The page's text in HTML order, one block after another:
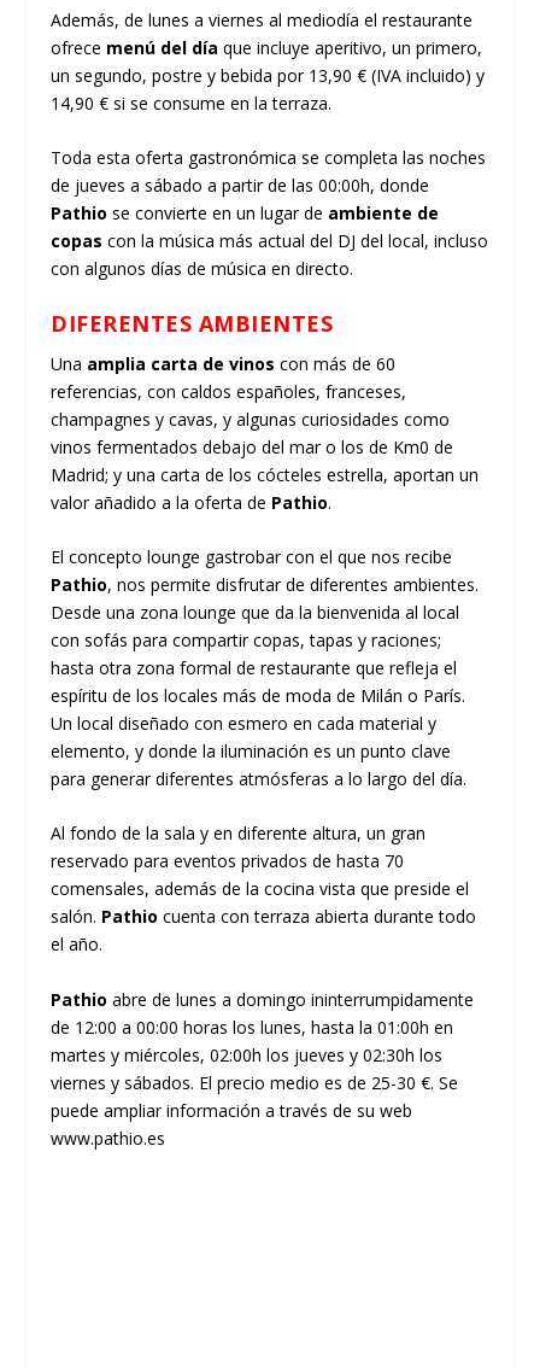
Además, de lunes a viernes al mediodía el restaurante
ofrece menú del día que incluye aperitivo, un primero,
un segundo, postre y bebida por 13,90 € (IVA incluido) y
14,90 € si se consume en la terraza.
Toda esta oferta gastronómica se completa las noches
de jueves a sábado a partir de las 00:00h, donde
Pathio se convierte en un lugar de ambiente de
copas con la música más actual del DJ del local, incluso
con algunos días de música en directo.
DIFERENTES AMBIENTES
Una amplia carta de vinos con más de 60
referencias, con caldos españoles, franceses,
champagnes y cavas, y algunas curiosidades como
vinos fermentados debajo del mar o los de Km0 de
Madrid; y una carta de los cócteles estrella, aportan un
valor añadido a la oferta de Pathio.
El concepto lounge gastrobar con el que nos recibe
Pathio, nos permite disfrutar de diferentes ambientes.
Desde una zona lounge que da la bienvenida al local
con sofás para compartir copas, tapas y raciones;
hasta otra zona formal de restaurante que refleja el
espíritu de los locales más de moda de Milán o París.
Un local diseñado con esmero en cada material y
elemento, y donde la iluminación es un punto clave
para generar diferentes atmósferas a lo largo del día.
Al fondo de la sala y en diferente altura, un gran
reservado para eventos privados de hasta 70
comensales, además de la cocina vista que preside el
salón. Pathio cuenta con terraza abierta durante todo
el año.
Pathio abre de lunes a domingo ininterrumpidamente
de 12:00 a 00:00 horas los lunes, hasta la 01:00h en
martes y miércoles, 02:00h los jueves y 02:30h los
viernes y sábados. El precio medio es de 25-30 €. Se
puede ampliar información a través de su web
www.pathio.es